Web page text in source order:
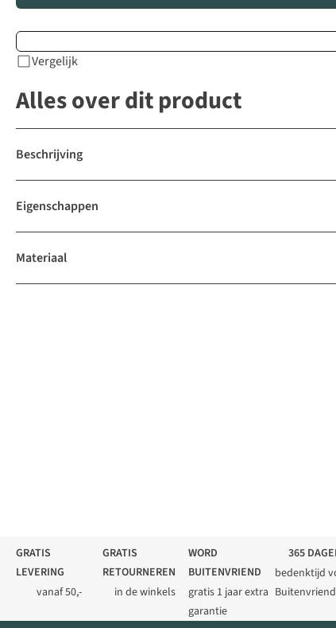
Vergelijk
Alles over dit product
Beschrijving
Eigenschappen
Materiaal
GRATIS
LEVERING
vanaf 50,-
GRATIS
RETOURNEREN
in de winkels
WORD
BUITENVRIEND
gratis 1 jaar extra
garantie
365
bedenktijd